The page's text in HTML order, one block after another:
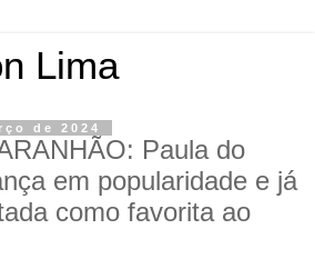
Lima
de 2024
Paula do
em popularidade e já
como favorita ao